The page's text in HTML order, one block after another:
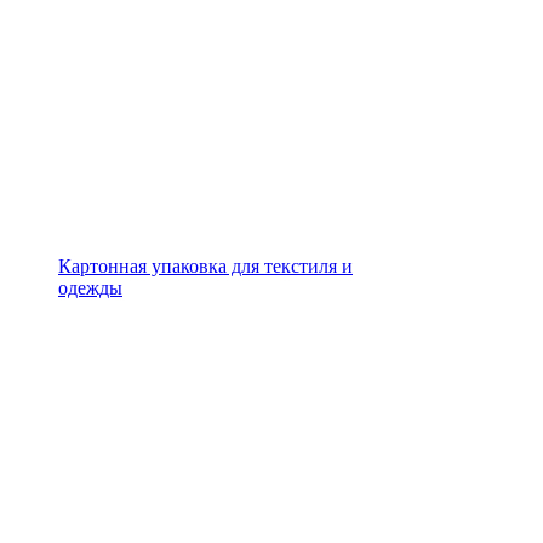
Картонная упаковка для текстиля и
одежды